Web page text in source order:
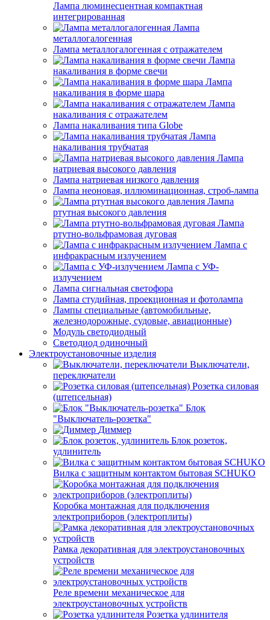
Лампа люминесцентная компактная
интегрированная
Лампа
металлогалогенная
Лампа металлогалогенная с отражателем
Лампа
накаливания в форме свечи
Лампа
накаливания в форме шара
Лампа
накаливания с отражателем
Лампа накаливания типа Globe
Лампа
накаливания трубчатая
Лампа
натриевая высокого давления
Лампа натриевая низкого давления
Лампа неоновая, иллюминационная, строб-лампа
Лампа
ртутная высокого давления
Лампа
ртутно-вольфрамовая дуговая
Лампа с
инфракрасным излучением
Лампа с УФ-
излучением
Лампа сигнальная светофора
Лампа студийная, проекционная и фотолампа
Лампы специальные (автомобильные,
железнодорожные, судовые, авиационные)
Модуль светодиодный
Светодиод одиночный
Электроустановочные изделия
Выключатели,
переключатели
Розетка силовая
(штепсельная)
Блок
"Выключатель-розетка"
Диммер
Блок розеток,
удлинитель
Вилка с защитным контактом бытовая SCHUKO
Коробка монтажная для подключения
электроприборов (электроплиты)
Рамка декоративная для электроустановочных
устройств
Реле времени механическое для
электроустановочных устройств
Розетка удлинителя